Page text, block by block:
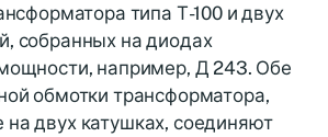
типа Т-100 и двух
собранных на диодах
например, Д 243. Обе
обмотки трансформатора,
двух катушках, соединяют